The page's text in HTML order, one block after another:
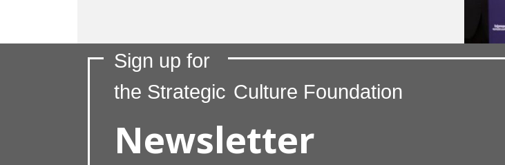
Sign up for
the Strategic Culture Foundation
Newsletter